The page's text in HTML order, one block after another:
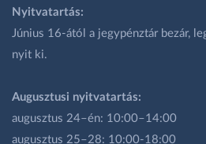
Nyitvatartás:
Június 16-ától a jegypénztár bezár,
nyit ki.
Augusztusi nyitvatartás:
augusztus 24–én: 10:00–14:00
augusztus 25–28: 10:00-18:00